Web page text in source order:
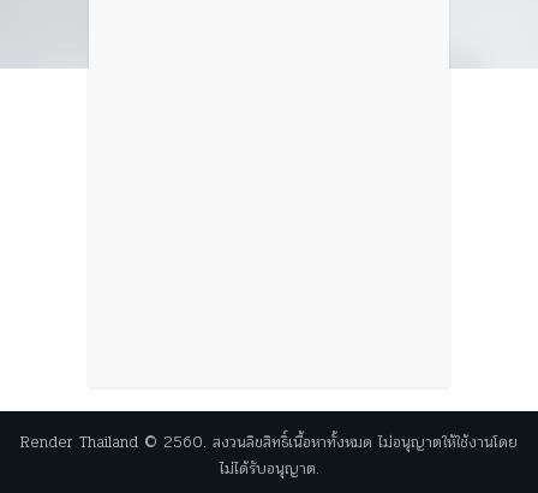
Render Thailand © 2560. สงวนลิขสิทธิ์เนื้อหาทั้งหมด ไม่อนุญาตให้ใช้งานโดย
ไม่ได้รับอนุญาต.